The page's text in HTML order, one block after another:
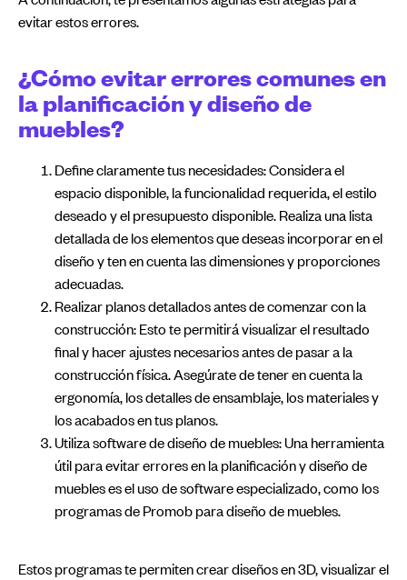
evitar estos errores.
¿Cómo evitar errores comunes en
la planificación y diseño de
muebles?
Define claramente tus necesidades: Considera el
espacio disponible, la funcionalidad requerida, el estilo
deseado y el presupuesto disponible. Realiza una lista
detallada de los elementos que deseas incorporar en el
diseño y ten en cuenta las dimensiones y proporciones
adecuadas.
Realizar planos detallados antes de comenzar con la
construcción: Esto te permitirá visualizar el resultado
final y hacer ajustes necesarios antes de pasar a la
construcción física. Asegúrate de tener en cuenta la
ergonomía, los detalles de ensamblaje, los materiales y
los acabados en tus planos.
Utiliza software de diseño de muebles: Una herramienta
útil para evitar errores en la planificación y diseño de
muebles es el uso de software especializado, como los
programas de Promob para diseño de muebles.
Estos programas te permiten crear diseños en 3D, visualizar el